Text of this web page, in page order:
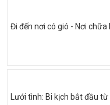
Đi đến nơi có gió - Nơi
Lưới tình: Bi kịch bắt đầu